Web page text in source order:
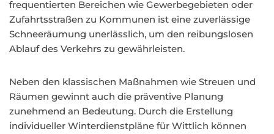
frequentierten Bereichen wie Gewerbegebieten oder
Zufahrtsstraßen zu Kommunen ist eine zuverlässige
Schneeräumung unerlässlich, um den reibungslosen
Ablauf des Verkehrs zu gewährleisten.
Neben den klassischen Maßnahmen wie Streuen und
Räumen gewinnt auch die präventive Planung
zunehmend an Bedeutung. Durch die Erstellung
individueller Winterdienstpläne für Wittlich können